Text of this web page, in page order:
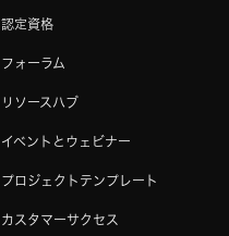
認定資格
フォーラム
リソースハブ
イベントとウェビナー
プロジェクトテンプレート
カスタマーサクセス